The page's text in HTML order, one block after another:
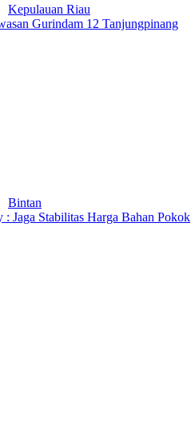
Kepulauan Riau
Gurindam 12 Tanjungpinang
Bintan
Jaga Stabilitas Harga Bahan Pokok